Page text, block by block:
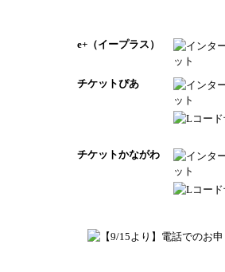
e+（イープラス）
チケットぴあ
チケットかながわ